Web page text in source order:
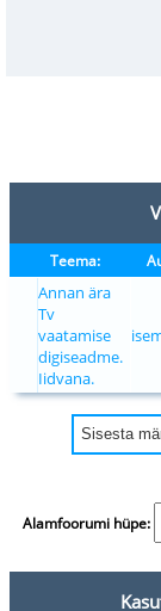
Teema:
Annan ära
Tv
vaatamise
digiseadme.
Iidvana.
Alamfoorumi hüpe: